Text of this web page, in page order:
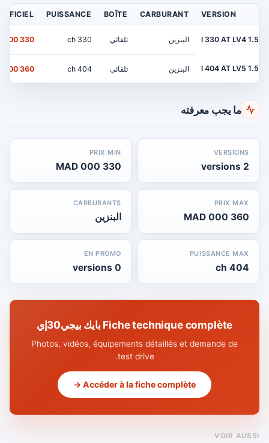
VERSION
CARBURANT
BOÎTE
PUISSANCE
1.5 l 330 AT LV4 البنزين تلقائي 330 ch
330 000 MAD
1.5 l 404 AT LV5 البنزين تلقائي 404 ch
360 000 MAD
ما يجب معرفته
VERSIONS
2 versions
PRIX MIN
330 000 MAD
PRIX MAX
360 000 MAD
CARBURANTS
البنزين
PUISSANCE MAX
404 ch
EN PROMO
0 versions
Fiche technique complète بايك بيجي30إي
Photos, vidéos, équipements détaillés et demande de
test drive.
Accéder à la fiche complète →
VOIR AUSSI